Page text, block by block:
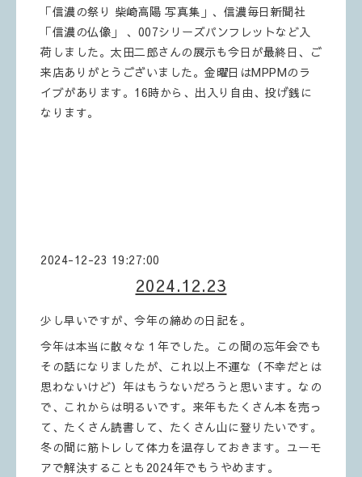
「信濃の祭り 柴崎高陽 写真集」、信濃毎日新聞社
「信濃の仏像」 、007シリーズパンフレットなど入
荷しました。太田二郎さんの展示も今日が最終日、ご
来店ありがとうございました。金曜日はMPPMのラ
イブがあります。16時から、出入り自由、投げ銭に
なります。
2024-12-23 19:27:00
2024.12.23
少し早いですが、今年の締めの日記を。
今年は本当に散々な１年でした。この間の忘年会でも
その話になりましたが、これ以上不運な（不幸だとは
思わないけど）年はもうないだろうと思います。なの
で、これからは明るいです。来年もたくさん本を売っ
て、たくさん読書して、たくさん山に登りたいです。
冬の間に筋トレして体力を温存しておきます。ユーモ
アで解決することも2024年でもうやめます。